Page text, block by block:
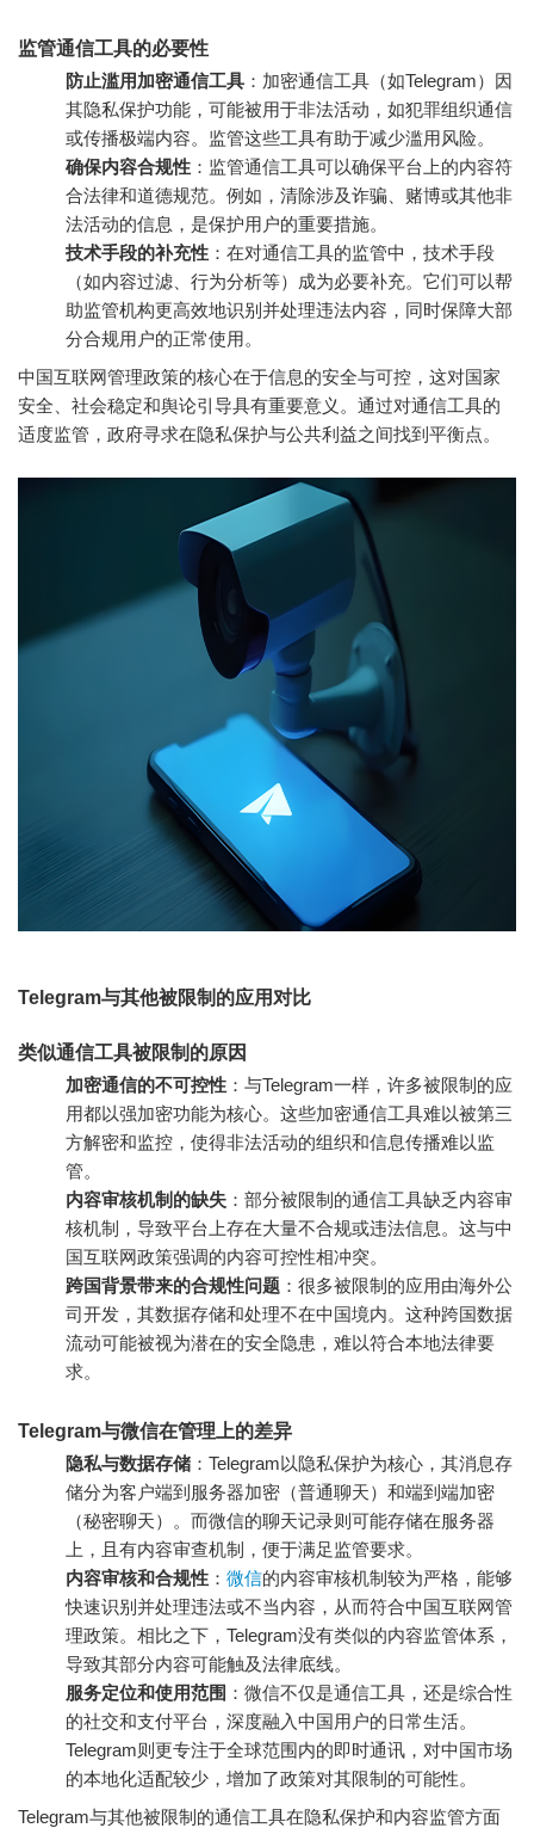
监管通信工具的必要性
防止滥用加密通信工具 ：加密通信工具（如Telegram）因
其隐私保护功能，可能被用于非法活动，如犯罪组织通信
或传播极端内容。监管这些工具有助于减少滥用风险。
确保内容合规性 ：监管通信工具可以确保平台上的内容符
合法律和道德规范。例如，清除涉及诈骗、赌博或其他非
法活动的信息，是保护用户的重要措施。
技术手段的补充性 ：在对通信工具的监管中，技术手段
（如内容过滤、行为分析等）成为必要补充。它们可以帮
助监管机构更高效地识别并处理违法内容，同时保障大部
分合规用户的正常使用。
中国互联网管理政策的核心在于信息的安全与可控，这对国家
安全、社会稳定和舆论引导具有重要意义。通过对通信工具的
适度监管，政府寻求在隐私保护与公共利益之间找到平衡点。
Telegram与其他被限制的应用对比
类似通信工具被限制的原因
加密通信的不可控性 ：与Telegram一样，许多被限制的应
用都以强加密功能为核心。这些加密通信工具难以被第三
方解密和监控，使得非法活动的组织和信息传播难以监
管。
内容审核机制的缺失 ：部分被限制的通信工具缺乏内容审
核机制，导致平台上存在大量不合规或违法信息。这与中
国互联网政策强调的内容可控性相冲突。
跨国背景带来的合规性问题 ：很多被限制的应用由海外公
司开发，其数据存储和处理不在中国境内。这种跨国数据
流动可能被视为潜在的安全隐患，难以符合本地法律要
求。
Telegram与微信在管理上的差异
隐私与数据存储 ：Telegram以隐私保护为核心，其消息存
储分为客户端到服务器加密（普通聊天）和端到端加密
（秘密聊天）。而微信的聊天记录则可能存储在服务器
上，且有内容审查机制，便于满足监管要求。
内容审核和合规性 ： 微信的内容审核机制较为严格，能够
快速识别并处理违法或不当内容，从而符合中国互联网管
理政策。相比之下，Telegram没有类似的内容监管体系，
导致其部分内容可能触及法律底线。
服务定位和使用范围 ：微信不仅是通信工具，还是综合性
的社交和支付平台，深度融入中国用户的日常生活。
Telegram则更专注于全球范围内的即时通讯，对中国市场
的本地化适配较少，增加了政策对其限制的可能性。
Telegram与其他被限制的通信工具在隐私保护和内容监管方面